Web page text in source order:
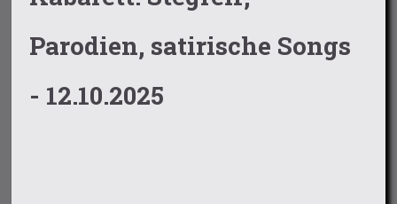
Parodien, satirische Songs
- 12.10.2025